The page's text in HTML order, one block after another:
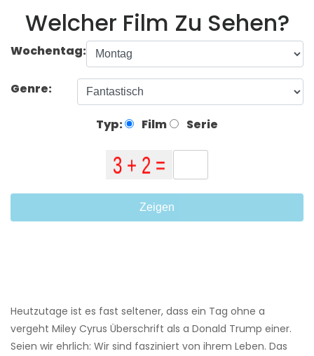
Welcher Film Zu Sehen?
Wochentag:
Genre:
Typ: Film Serie
Zeigen
Heutzutage ist es fast seltener, dass ein Tag ohne a
vergeht Miley Cyrus Überschrift als a Donald Trump einer.
Seien wir ehrlich: Wir sind fasziniert von ihrem Leben. Das